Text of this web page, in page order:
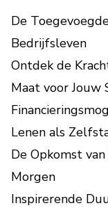
De
Bedrijfsleven
Ontdek de
Maat voor Jouw
Lenen als
De Opkomst
Morgen
Inspirerende